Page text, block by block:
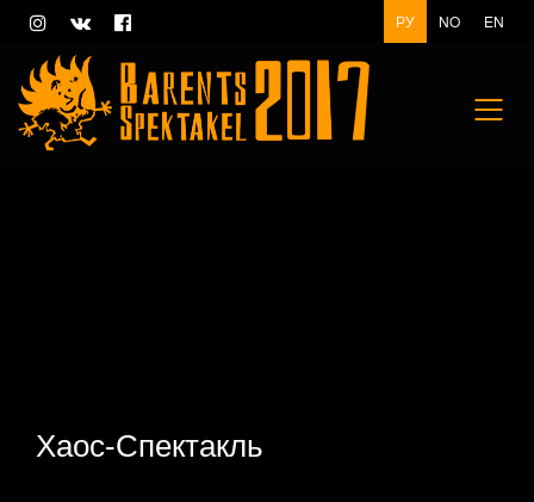
EN
NO
РУ
Хаос-Спектакль